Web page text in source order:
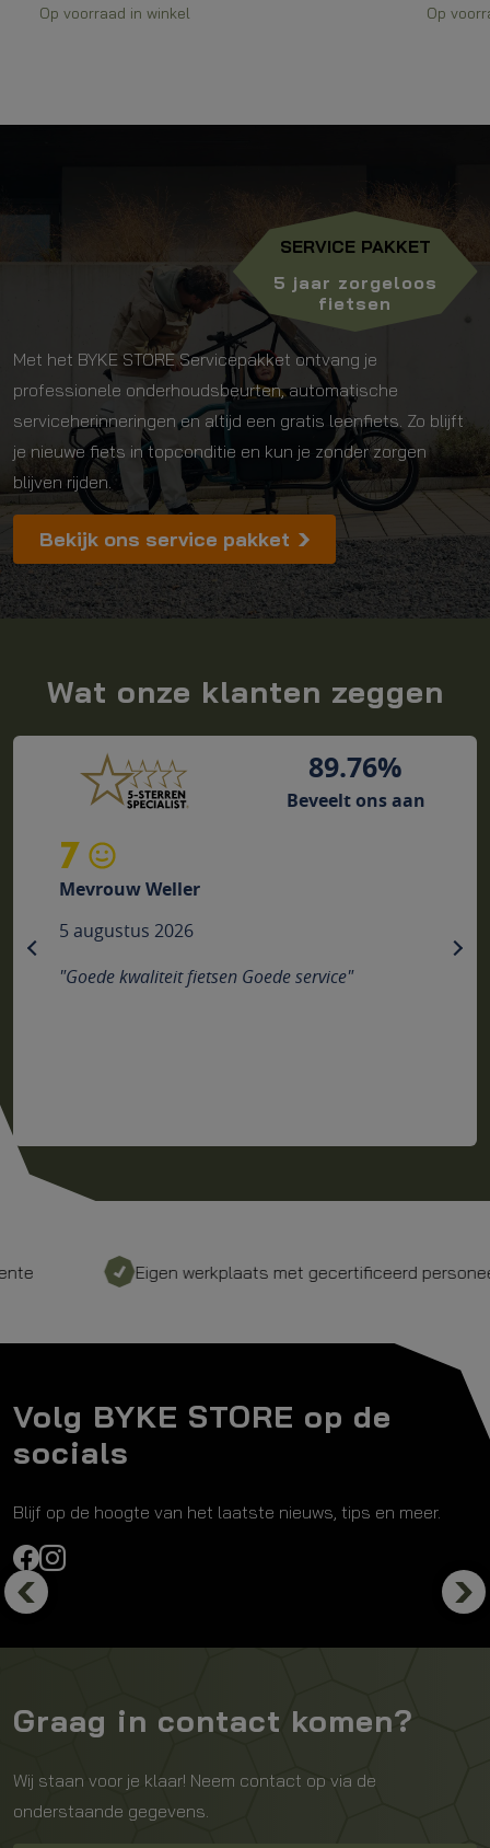
was:
€5.970,90.
is:
€4.999,00.
Op voorraad in winkel
was:
is:
Op
SERVICE PAKKET
5 jaar zorgeloos
fietsen
Met het BYKE STORE Servicepakket ontvang je
professionele onderhoudsbeurten, automatische
serviceherinneringen en altijd een gratis leenfiets. Zo blijft
je nieuwe fiets in topconditie en kun je zonder zorgen
blijven rijden.
Bekijk ons service pakket
Wat onze klanten zeggen
89.76%
Beveelt ons aan
7
Mevrouw Weller
5 augustus 2026
"Goede kwaliteit fietsen Goede service"
met gecertificeerd personeel Bezorgd door
Volg BYKE STORE op de
socials
Blijf op de hoogte van het laatste nieuws, tips en meer.
Graag in contact komen?
Wij staan voor je klaar! Neem contact op via de
onderstaande gegevens.